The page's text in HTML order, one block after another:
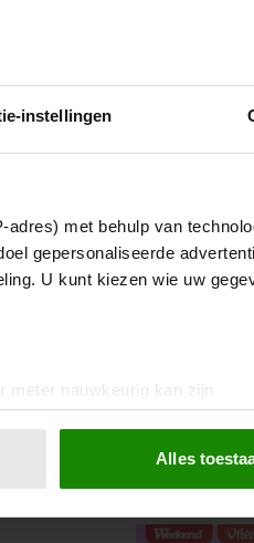
instellingen
met behulp van
gepersonaliseerde
U kunt kiezen wie uw
meter nauwkeurig kan zijn
(fingerprinting)
voor social media te
Alles
alles in,
en
gelijke
kleuren